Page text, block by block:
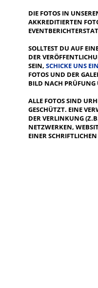
DIE FOTOS IN
AKKREDITIERTEN
SOLLTEST DU AUF
DER
SEIN, SCHICKE UNS
FOTOS UND DER
BILD NACH PRÜFUNG
ALLE FOTOS SIND
GESCHÜTZT. EINE
ER VERLINKUNG (Z.B.
ETZWERKEN,
INER